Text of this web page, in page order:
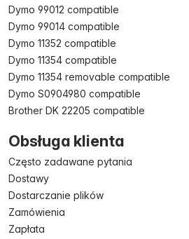
Dymo 99012 compatible
Dymo 99014 compatible
Dymo 11352 compatible
Dymo 11354 compatible
Dymo 11354 removable compatible
Dymo S0904980 compatible
Brother DK 22205 compatible
Obsługa klienta
Często zadawane pytania
Dostawy
Dostarczanie plików
Zamówienia
Zapłata